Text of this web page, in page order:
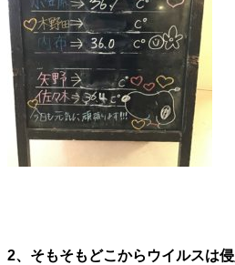
2、そもそもどこからウイルスは